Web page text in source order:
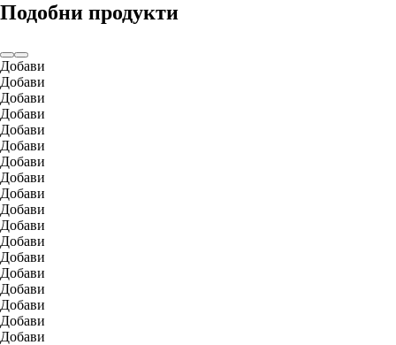
Подобни продукти
Добави
Добави
Добави
Добави
Добави
Добави
Добави
Добави
Добави
Добави
Добави
Добави
Добави
Добави
Добави
Добави
Добави
Добави